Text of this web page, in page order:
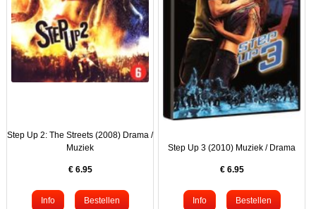
Step Up 2: The Streets (2008) Drama /
Muziek
€ 6.95
Step Up 3 (2010) Muziek / Drama
€ 6.95